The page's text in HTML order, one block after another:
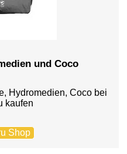
und Coco
Hydromedien, Coco bei
kaufen
Shop